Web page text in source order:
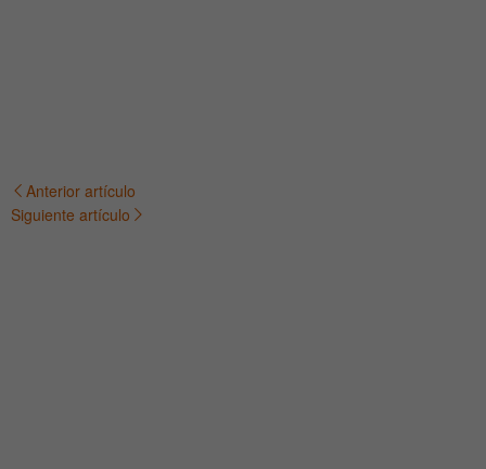
Navegación
Anterior artículo
Siguiente artículo